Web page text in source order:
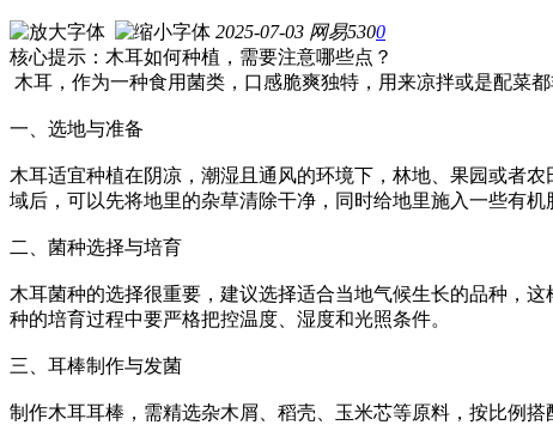
2025-07-03 网易5300
核心提示：木耳如何种植，需要注意哪些点？
木耳，作为一种食用菌类，口感脆爽独特，用来凉拌或是配菜
一、选地与准备
木耳适宜种植在阴凉，潮湿且通风的环境下，林地、果园或者
域后，可以先将地里的杂草清除干净，同时给地里施入一些有机
二、菌种选择与培育
木耳菌种的选择很重要，建议选择适合当地气候生长的品种，
种的培育过程中要严格把控温度、湿度和光照条件。
三、耳棒制作与发菌
制作木耳耳棒，需精选杂木屑、稻壳、玉米芯等原料，按比例